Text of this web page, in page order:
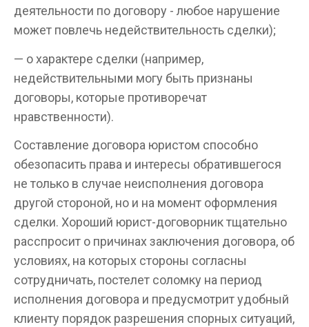
деятельности по договору - любое нарушение
может повлечь недействительность сделки);
— о характере сделки (например,
недействительными могу быть признаны
договоры, которые противоречат
нравственности).
Составление договора юристом способно
обезопасить права и интересы обратившегося
не только в случае неисполнения договора
другой стороной, но и на момент оформления
сделки. Хороший юрист-договорник тщательно
расспросит о причинах заключения договора, об
условиях, на которых стороны согласны
сотрудничать, постелет соломку на период
исполнения договора и предусмотрит удобный
клиенту порядок разрешения спорных ситуаций,